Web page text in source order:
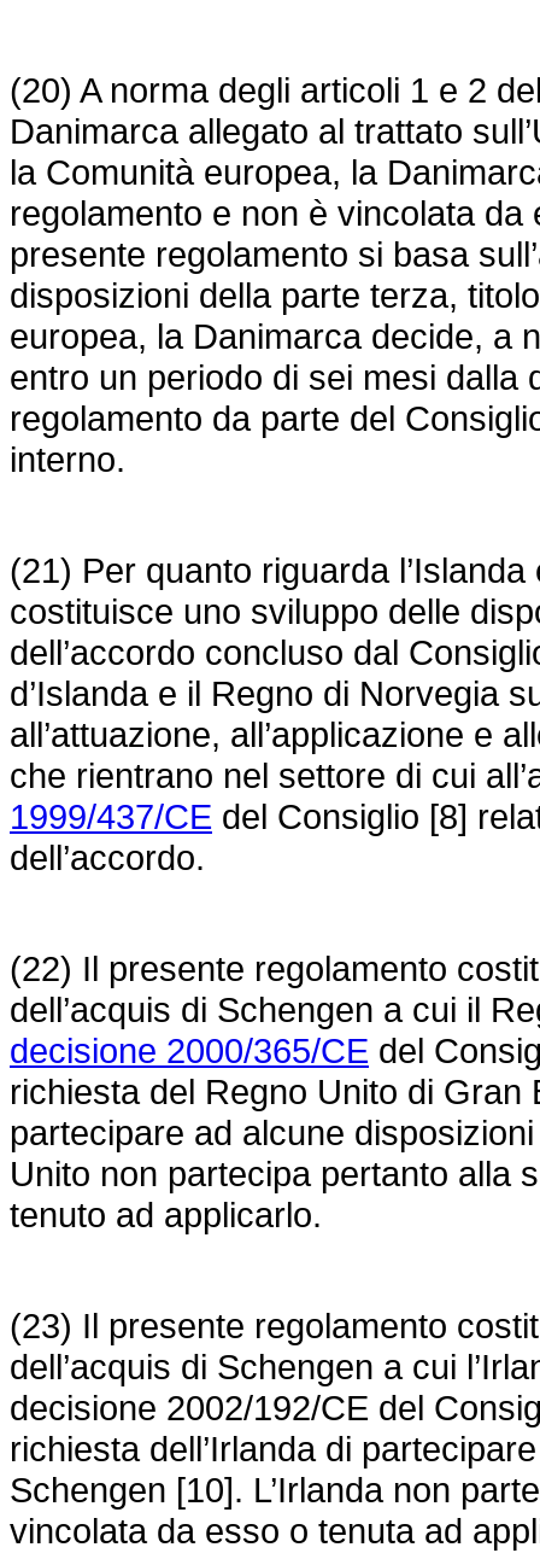
(20) A norma degli articoli 1 e 2
Danimarca allegato al trattato
la Comunità europea, la
regolamento e non è vincolata
presente regolamento si basa
disposizioni della parte terza,
europea, la Danimarca decide, a
entro un periodo di sei mesi dalla
regolamento da parte del
interno.
(21) Per quanto riguarda
costituisce uno sviluppo delle
dell’accordo concluso dal
d’Islanda e il Regno di Norvegia
all’attuazione, all’applicazione e
che rientrano nel settore di cui
1999/437/CE del Consiglio [8]
dell’accordo.
(22) Il presente regolamento
dell’acquis di Schengen a cui il
decisione 2000/365/CE del
richiesta del Regno Unito di
partecipare ad alcune
Unito non partecipa pertanto alla
tenuto ad applicarlo.
(23) Il presente regolamento
dell’acquis di Schengen a cui
decisione 2002/192/CE del
richiesta dell’Irlanda di
Schengen [10]. L’Irlanda non
vincolata da esso o tenuta ad